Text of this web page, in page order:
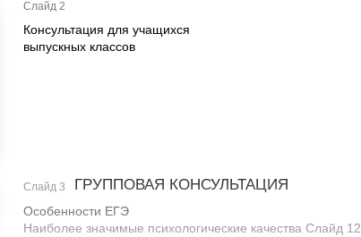
Слайд 2
Консультация для учащихся
выпускных классов
Слайд 3 ГРУППОВАЯ КОНСУЛЬТАЦИЯ
Особенности ЕГЭ
Наиболее значимые психологические качества Слайд 12